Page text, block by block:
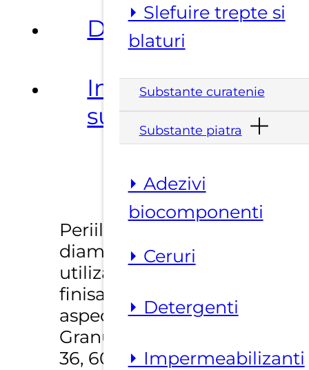
⏵ Slefuire trepte si
blaturi
Substante curatenie
Substante piatra
⏵ Adezivi
biocomponenti
⏵ Ceruri
⏵ Detergenti
⏵ Impermeabilizanti
tip
Descriere
Informatii
suplimentare
Periile abrazive
diamantate tip disc sunt
utilizate pentru slefuire /
finisarea suprafetelor cu
aspect neregulat.
Granulatii disponibile :
36, 60, 120, 240